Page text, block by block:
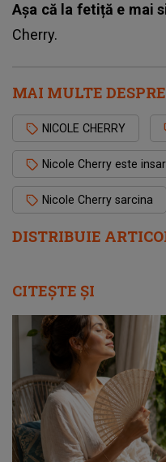
DISTRIBUIE
Așa că la fetiță e mai
Cherry.
MAI MULTE
NICOLE CHERRY
Nicole Cherry este
Nicole Cherry sarcina
CITEȘTE ȘI